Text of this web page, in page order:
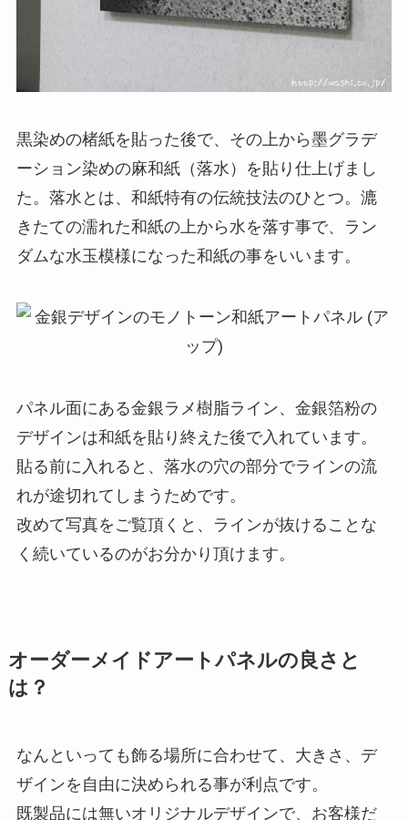
黒染めの楮紙を貼った後で、その上から墨グラデ
ーション染めの麻和紙（落水）を貼り仕上げまし
た。落水とは、和紙特有の伝統技法のひとつ。漉
きたての濡れた和紙の上から水を落す事で、ラン
ダムな水玉模様になった和紙の事をいいます。
パネル面にある金銀ラメ樹脂ライン、金銀箔粉の
デザインは和紙を貼り終えた後で入れています。
貼る前に入れると、落水の穴の部分でラインの流
れが途切れてしまうためです。
改めて写真をご覧頂くと、ラインが抜けることな
く続いているのがお分かり頂けます。
オーダーメイドアートパネルの良さと
は？
なんといっても飾る場所に合わせて、大きさ、デ
ザインを自由に決められる事が利点です。
既製品には無いオリジナルデザインで、お客様だ